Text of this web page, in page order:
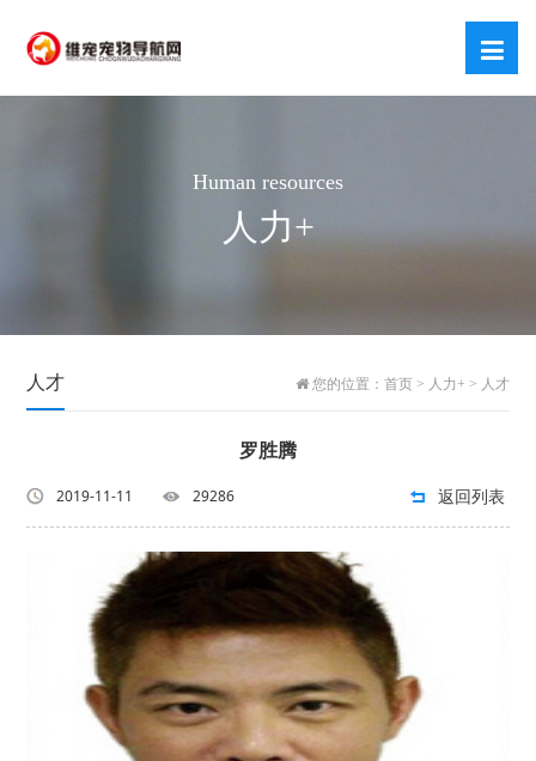
Human resources
人力+
人才 您的位置： 首页> 人力+ > 人才
罗胜腾
2019-11-11 29286 返回列表